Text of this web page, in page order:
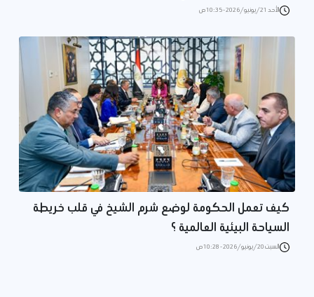
الأحد 21/يونيو/2026 - 10:35 ص
كيف تعمل الحكومة لوضع شرم الشيخ في قلب خريطة
السياحة البيئية العالمية ؟
السبت 20/يونيو/2026 - 10:28 ص